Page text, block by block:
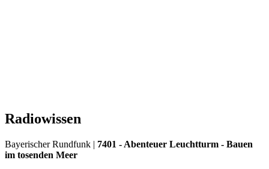
Radiowissen
Bayerischer Rundfunk | 7401 - Abenteuer Leuchtturm - Bauen
im tosenden Meer